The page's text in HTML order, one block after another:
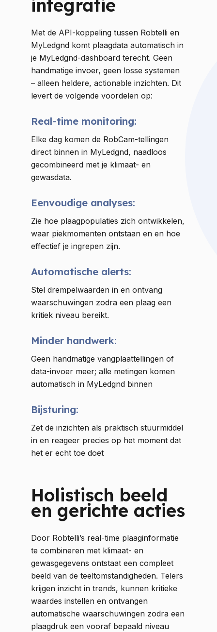
integratie
Met de API-koppeling tussen Robtelli en
MyLedgnd komt plaagdata automatisch in
je MyLedgnd-dashboard terecht. Geen
handmatige invoer, geen losse systemen
– alleen heldere, actionable inzichten. Dit
levert de volgende voordelen op:
Real-time monitoring:
Elke dag komen de RobCam-tellingen
direct binnen in MyLedgnd, naadloos
gecombineerd met je klimaat- en
gewasdata.
Eenvoudige analyses:
Zie hoe plaagpopulaties zich ontwikkelen,
waar piekmomenten ontstaan en en hoe
effectief je ingrepen zijn.
Automatische alerts:
Stel drempelwaarden in en ontvang
waarschuwingen zodra een plaag een
kritiek niveau bereikt.
Minder handwerk:
Geen handmatige vangplaat­tellingen of
data-invoer meer; alle metingen komen
automatisch in MyLedgnd binnen
Bijsturing:
Zet de inzichten als praktisch stuurmiddel
in en reageer precies op het moment dat
het er echt toe doet
Holistisch beeld
en gerichte acties
Door Robtelli’s real-time plaaginformatie
te combineren met klimaat- en
gewasgegevens ontstaat een compleet
beeld van de teeltomstandigheden. Telers
krijgen inzicht in trends, kunnen kritieke
waardes instellen en ontvangen
automatische waarschuwingen zodra een
plaagdruk een vooraf bepaald niveau